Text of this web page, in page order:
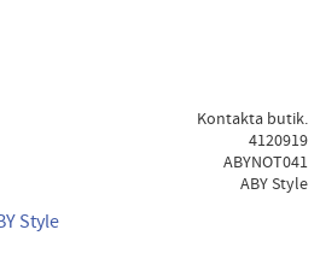
Kontakta butik.
4120919
ABYNOT041
ABY Style
Style